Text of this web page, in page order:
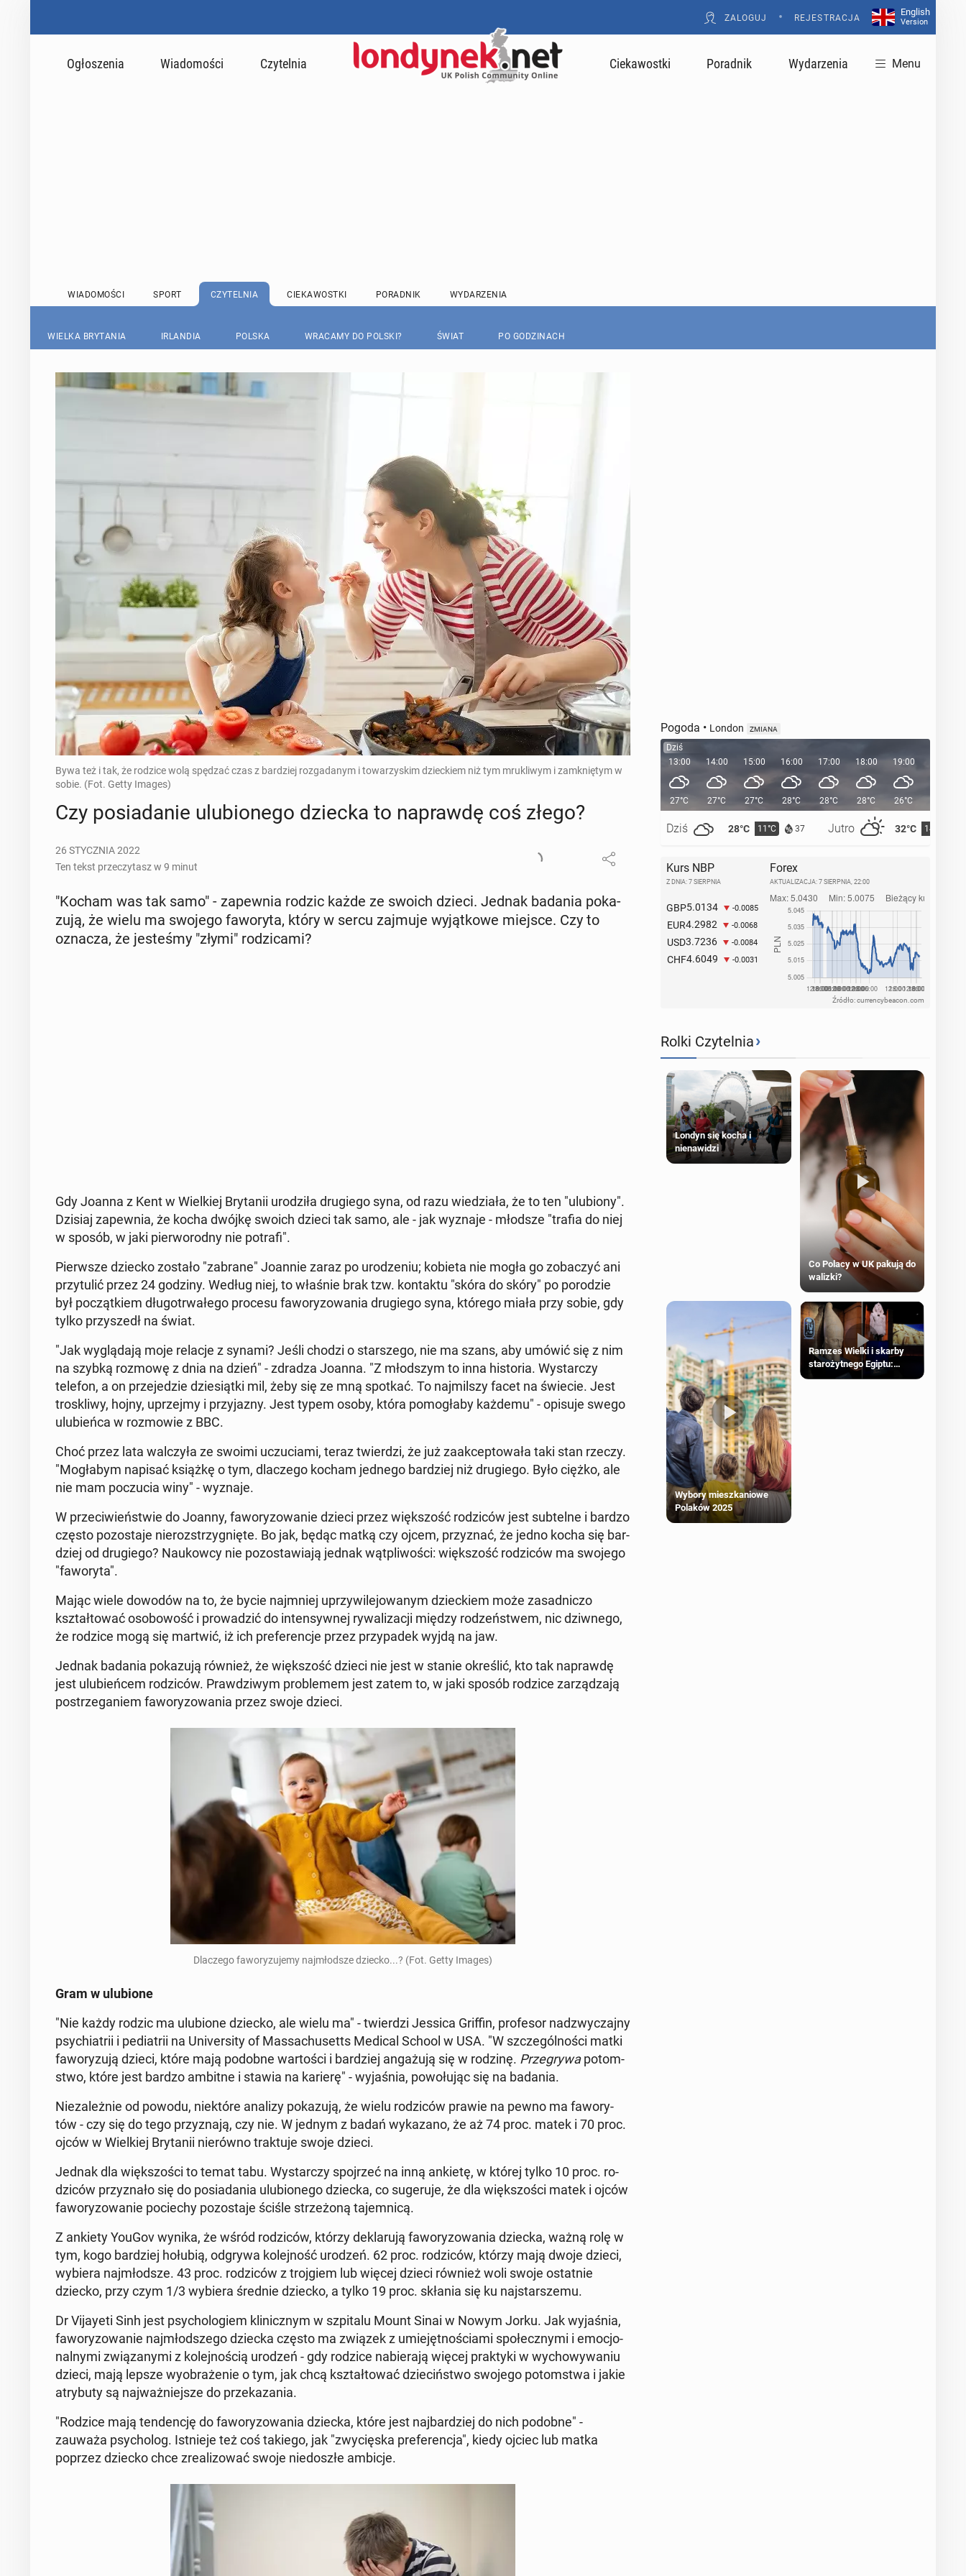
ZALOGUJ • REJESTRACJA
English
Version
Ogłoszenia Wiadomości Czytelnia Ciekawostki Poradnik Wydarzenia Menu
WIADOMOŚCI SPORT CZYTELNIA CIEKAWOSTKI PORADNIK WYDARZENIA
WIELKA BRYTANIA IRLANDIA POLSKA WRACAMY DO POLSKI? ŚWIAT PO GODZINACH
Bywa też i tak, że rodzice wolą spędzać czas z bardziej rozgadanym i towarzyskim dzieckiem niż tym mrukliwym i zamkniętym w
sobie. (Fot. Getty Images)
Czy po­sia­da­nie ulu­bio­ne­go dziecka to na­praw­dę coś złego?
26 STYCZNIA 2022
Ten tekst przeczytasz w 9 minut
"Kocham was tak samo" - za­pew­nia rodzic każde ze swoich dzieci. Jednak badania po­ka­
zu­ją, że wielu ma swojego fa­wo­ry­ta, który w sercu zajmuje wy­jąt­ko­we miejsce. Czy to
oznacza, że je­ste­śmy "złymi" ro­dzi­ca­mi?
Gdy Joanna z Kent w Wiel­kiej Bry­ta­nii uro­dzi­ła dru­gie­go syna, od razu wie­dzia­ła, że ​​to ten "ulu­bio­ny".
Dzisiaj za­pew­nia, że kocha dwójkę swoich dzieci tak samo, ale - jak wyznaje - młodsze "trafia do niej
w sposób, w jaki pier­wo­rod­ny nie potrafi".
Pierw­sze dziecko zostało "zabrane" Joannie zaraz po uro­dze­niu; kobieta nie mogła go zo­ba­czyć ani
przy­tu­lić przez 24 godziny. Według niej,​​ to właśnie brak tzw. kon­tak­tu "skóra do skóry" po po­ro­dzie
był po­cząt­kiem dłu­go­trwa­łe­go procesu fa­wo­ry­zo­wa­nia dru­gie­go syna, którego miała przy sobie, gdy
tylko przy­szedł na świat.
"Jak wy­glą­da­ją moje relacje z synami? Jeśli chodzi o star­sze­go, nie ma szans, aby umówić się z nim
na szybką rozmowę z dnia na dzień" - zdradza Joanna. "Z młod­szym to inna hi­sto­ria. Wy­star­czy
telefon, a on prze­je­dzie dzie­siąt­ki mil, żeby się ze mną spotkać. To naj­mil­szy facet na świecie. Jest
tro­skli­wy, hojny, uprzej­my i przy­ja­zny. Jest typem osoby, która po­mo­gła­by każdemu" - opisuje swego
ulu­bień­ca w roz­mo­wie z BBC.
Choć przez lata wal­czy­ła ze swoimi uczu­cia­mi, teraz twier­dzi, że już za­ak­cep­to­wa­ła taki stan rzeczy.
"Mo­gła­bym napisać książkę o tym, dla­cze­go kocham jednego bar­dziej niż dru­gie­go. Było ciężko, ale
nie mam po­czu­cia winy" - wyznaje.
W prze­ci­wień­stwie do Joanny, fa­wo­ry­zo­wa­nie dzieci przez więk­szość ro­dzi­ców jest sub­tel­ne i bardzo
często po­zo­sta­je nie­roz­strzy­gnię­te. Bo jak, będąc matką czy ojcem, przy­znać, że jedno kocha się bar­
dziej od dru­gie­go? Na­ukow­cy nie po­zo­sta­wia­ją jednak wąt­pli­wo­ści: więk­szość ro­dzi­ców ma swojego
"fa­wo­ry­ta".
Mając wiele dowodów na to, że bycie naj­mniej uprzy­wi­le­jo­wa­nym dziec­kiem może za­sad­ni­czo
kształ­to­wać oso­bo­wość i pro­wa­dzić do in­ten­syw­nej ry­wa­li­za­cji między ro­dzeń­stwem, nic dziw­ne­go,
że rodzice mogą się martwić, iż ich pre­fe­ren­cje przez przy­pa­dek wyjdą na jaw.
Jednak badania po­ka­zu­ją również, że więk­szość dzieci nie jest w stanie okre­ślić, kto tak na­praw­dę
jest ulu­bień­cem ro­dzi­ców. Praw­dzi­wym pro­ble­mem jest zatem to, w jaki sposób rodzice za­rzą­dza­ją
po­strze­ga­niem fa­wo­ry­zo­wa­nia przez swoje dzieci.
Dla­cze­go fa­wo­ry­zu­je­my naj­młod­sze dziecko...? (Fot. Getty Images)
Gram w ulu­bio­ne
"Nie każdy rodzic ma ulu­bio­ne dziecko, ale wielu ma" - twier­dzi Jessica Griffin, pro­fe­sor nad­zwy­czaj­ny
psy­chia­trii i pe­dia­trii na Uni­ver­si­ty of Mas­sa­chu­setts Medical School w USA. "W szcze­gól­no­ści matki
fa­wo­ry­zu­ją dzieci, które mają podobne war­to­ści i bar­dziej an­ga­żu­ją się w rodzinę. Prze­gry­wapo­tom­
stwo, które jest bardzo ambitne i stawia na karierę" - wy­ja­śnia, po­wo­łu­jąc się na badania.
Nie­za­leż­nie od powodu, nie­któ­re analizy po­ka­zu­ją, że wielu ro­dzi­ców prawie na pewno ma fa­wo­ry­
tów - czy się do tego przy­zna­ją, czy nie. W jednym z badań wy­ka­za­no, że aż 74 proc. matek i 70 proc.
ojców w Wiel­kiej Bry­ta­nii nie­rów­no trak­tu­je swoje dzieci.
Jednak dla więk­szo­ści to temat tabu. Wy­star­czy spoj­rzeć na inną ankietę, w której tylko 10 proc. ro­
dzi­ców przy­zna­ło się do po­sia­da­nia ulu­bio­ne­go dziecka, co su­ge­ru­je, że dla więk­szo­ści matek i ojców
fa­wo­ry­zo­wa­nie po­cie­chy po­zo­sta­je ściśle strze­żo­ną ta­jem­ni­cą.
Z ankiety YouGov wynika, że wśród ro­dzi­ców, którzy de­kla­ru­ją fa­wo­ry­zo­wa­nia dziecka, ważną rolę w
tym, kogo bar­dziej hołubią, odgrywa ko­lej­ność urodzeń. 62 proc. ro­dzi­ców, którzy mają dwoje dzieci,
wybiera naj­młod­sze. 43 proc. ro­dzi­ców z troj­giem lub więcej dzieci również woli swoje ostat­nie
dziecko, przy czym 1/3 wybiera średnie dziecko, a tylko 19 proc. skłania się ku naj­star­sze­mu.
Dr Vi­jay­eti Sinh jest psy­cho­lo­giem kli­nicz­nym w szpi­ta­lu Mount Sinai w Nowym Jorku. Jak wy­ja­śnia,
fa­wo­ry­zo­wa­nie naj­młod­sze­go dziecka często ma związek z umie­jęt­no­ścia­mi spo­łecz­ny­mi i emo­cjo­
nal­ny­mi zwią­za­ny­mi z ko­lej­no­ścią urodzeń - gdy rodzice na­bie­ra­ją więcej prak­ty­ki w wy­cho­wy­wa­niu
dzieci, mają lepsze wy­obra­że­nie o tym, jak chcą kształ­to­wać dzie­ciń­stwo swojego po­tom­stwa i jakie
atry­bu­ty są naj­waż­niej­sze do prze­ka­za­nia.
"Rodzice mają ten­den­cję do fa­wo­ry­zo­wa­nia dziecka, które jest naj­bar­dziej do nich podobne" -
zauważa psy­cho­log. Ist­nie­je też coś takiego, jak "zwy­cię­ska pre­fe­ren­cja", kiedy ojciec lub matka
poprzez dziecko chce zre­ali­zo­wać swoje nie­do­szłe ambicje.
Pogoda • London ZMIANA
Dziś
13:00
27°C
Dziś 28°C 11°C 37 Jutro 32°C 14°C
14:00
27°C
15:00
27°C
16:00
28°C
17:00
28°C
18:00
28°C
19:00
26°C
Kurs NBP
Z DNIA: 7 SIERPNIA
GBP5.0134 -0.0085
EUR4.2982 -0.0068
USD3.7236 -0.0084
CHF4.6049 -0.0031
Forex
AKTUALIZACJA: 7 SIERPNIA, 22:00
Źródło: currencybeacon.com
Rolki Czytelnia›
Londyn się kocha i
nienawidzi
Co Polacy w UK pakują do
walizki?
Wybory mieszkaniowe
Polaków 2025
Ramzes Wielki i skarby
starożytnego Egiptu:
Wyjątkowa wystawa w